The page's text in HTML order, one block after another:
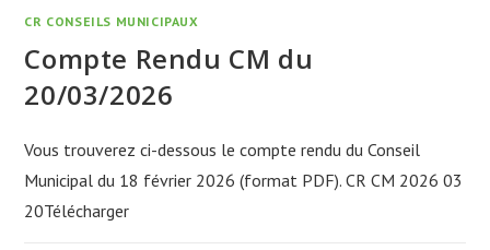
CR CONSEILS MUNICIPAUX
Compte Rendu CM du
20/03/2026
Vous trouverez ci-dessous le compte rendu du Conseil
Municipal du 18 février 2026 (format PDF). CR CM 2026 03
20Télécharger